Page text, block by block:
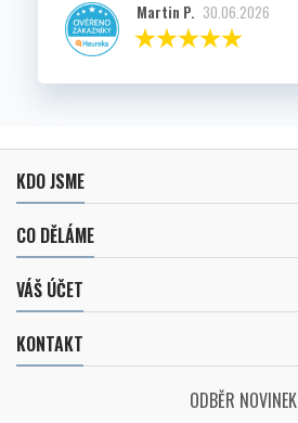
Martin P. 30.06.2026
KDO JSME
CO DĚLÁME
VÁŠ ÚČET
KONTAKT
ODBĚR NOVINEK